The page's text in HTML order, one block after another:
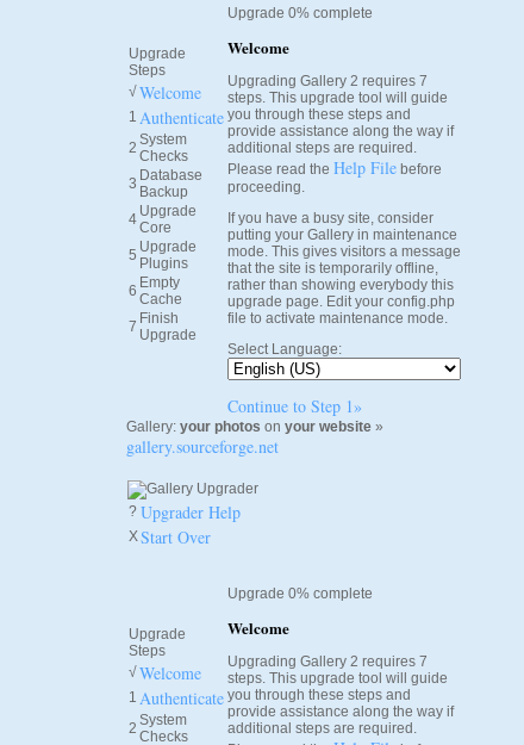
Upgrade
Steps
√ Welcome
1 Authenticate
2 System
Checks
3 Database
Backup
4 Upgrade
Core
5 Upgrade
Plugins
6 Empty
Cache
7 Finish
Upgrade
Upgrade 0% complete
Welcome
Upgrading Gallery 2 requires 7
steps. This upgrade tool will guide
you through these steps and
provide assistance along the way if
additional steps are required.
Please read the Help File before
proceeding.
If you have a busy site, consider
putting your Gallery in maintenance
mode. This gives visitors a message
that the site is temporarily offline,
rather than showing everybody this
upgrade page. Edit your config.php
file to activate maintenance mode.
Select Language:
Continue to Step 1»
Gallery: your photos on your website »
gallery.sourceforge.net
? Upgrader Help
XStart Over
Upgrade
Steps
√ Welcome
1 Authenticate
2 System
Checks
Upgrade 0% complete
Welcome
Upgrading Gallery 2 requires 7
steps. This upgrade tool will guide
you through these steps and
provide assistance along the way if
additional steps are required.